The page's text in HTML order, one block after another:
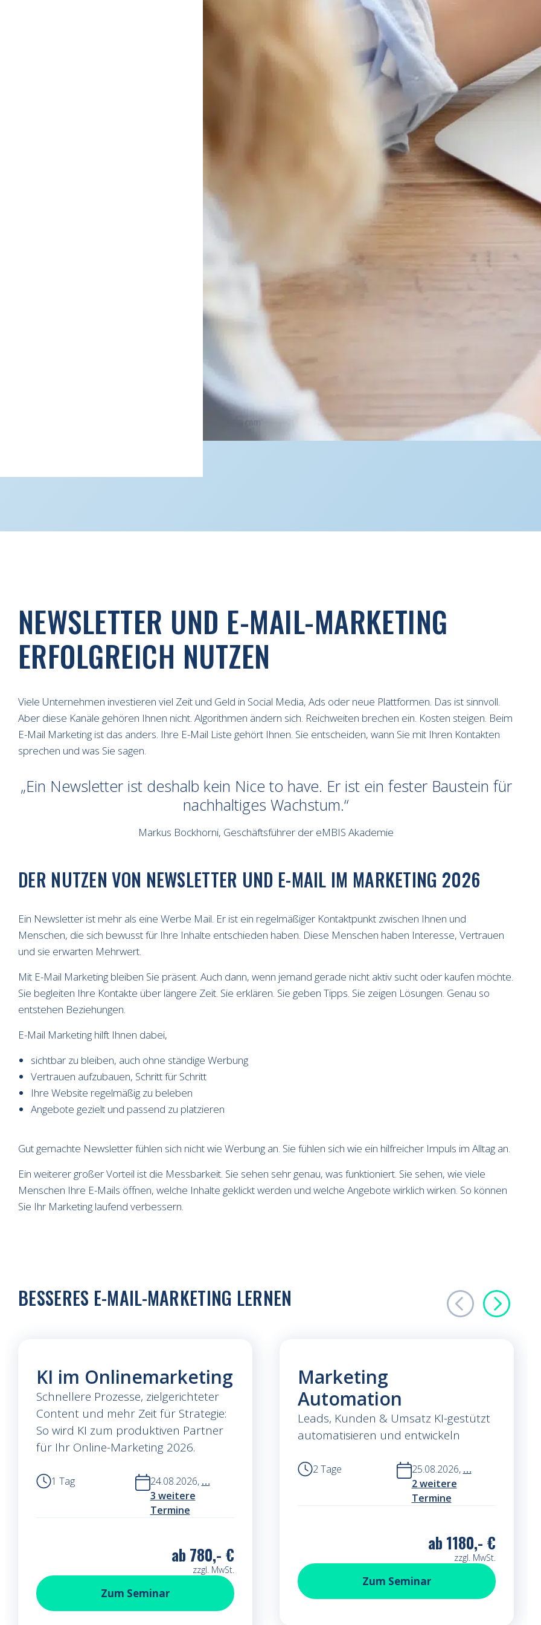
NEWSLETTER UND E-MAIL-MARKETING
ERFOLGREICH NUTZEN
Viele Unternehmen investieren viel Zeit und Geld in Social Media, Ads oder neue Plattformen. Das ist sinnvoll.
Aber diese Kanäle gehören Ihnen nicht. Algorithmen ändern sich. Reichweiten brechen ein. Kosten steigen. Beim
E-Mail Marketing ist das anders. Ihre E-Mail Liste gehört Ihnen. Sie entscheiden, wann Sie mit Ihren Kontakten
sprechen und was Sie sagen.
Ein Newsletter ist deshalb kein Nice to have. Er ist ein fester Baustein für
nachhaltiges Wachstum.
Markus Bockhorni, Geschäftsführer der eMBIS Akademie
DER NUTZEN VON NEWSLETTER UND E-MAIL IM MARKETING 2026
Ein Newsletter ist mehr als eine Werbe Mail. Er ist ein regelmäßiger Kontaktpunkt zwischen Ihnen und
Menschen, die sich bewusst für Ihre Inhalte entschieden haben. Diese Menschen haben Interesse, Vertrauen
und sie erwarten Mehrwert.
Mit E-Mail Marketing bleiben Sie präsent. Auch dann, wenn jemand gerade nicht aktiv sucht oder kaufen möchte.
Sie begleiten Ihre Kontakte über längere Zeit. Sie erklären. Sie geben Tipps. Sie zeigen Lösungen. Genau so
entstehen Beziehungen.
E-Mail Marketing hilft Ihnen dabei,
sichtbar zu bleiben, auch ohne ständige Werbung
Vertrauen aufzubauen, Schritt für Schritt
Ihre Website regelmäßig zu beleben
Angebote gezielt und passend zu platzieren
Gut gemachte Newsletter fühlen sich nicht wie Werbung an. Sie fühlen sich wie ein hilfreicher Impuls im Alltag an.
Ein weiterer großer Vorteil ist die Messbarkeit. Sie sehen sehr genau, was funktioniert. Sie sehen, wie viele
Menschen Ihre E-Mails öffnen, welche Inhalte geklickt werden und welche Angebote wirklich wirken. So können
Sie Ihr Marketing laufend verbessern.
BESSERES E-MAIL-MARKETING LERNEN
KI im Onlinemarketing
Schnellere Prozesse, zielgerichteter
Content und mehr Zeit für Strategie:
So wird KI zum produktiven Partner
für Ihr Online-Marketing 2026.
1 Tag 24.08.2026, …
3 weitere
Termine
ab 780,- €
zzgl. MwSt.
Zum KI im Onlinemarketing
Seminar
Marketing
Automation
Leads, Kunden & Umsatz KI-gestützt
automatisieren und entwickeln
2 Tage 25.08.2026, …
2 weitere
Termine
ab 1180,- €
zzgl. MwSt.
Zum Marketing Automation
Seminar